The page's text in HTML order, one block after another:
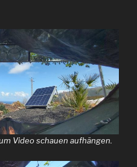
Video schauen aufhängen.